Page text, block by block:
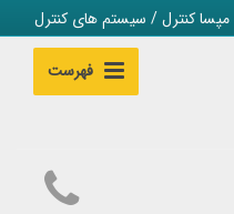
کنترل / سیستم های کنترل
فهرست